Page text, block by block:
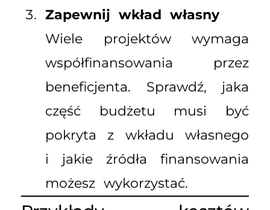
Zapewnij wkład własny
Wiele projektów wymaga
współfinansowania przez
beneficjenta. Sprawdź, jaka
część budżetu musi być
pokryta z wkładu własnego
i jakie źródła finansowania
możesz wykorzystać.